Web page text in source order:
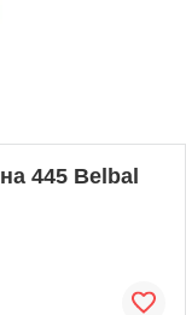
445 Belbal